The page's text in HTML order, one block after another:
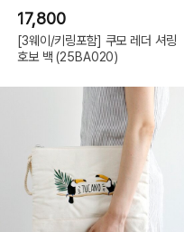
17,800
[3웨이/키링포함] 쿠모 레더 셔링
호보 백 (25BA020)